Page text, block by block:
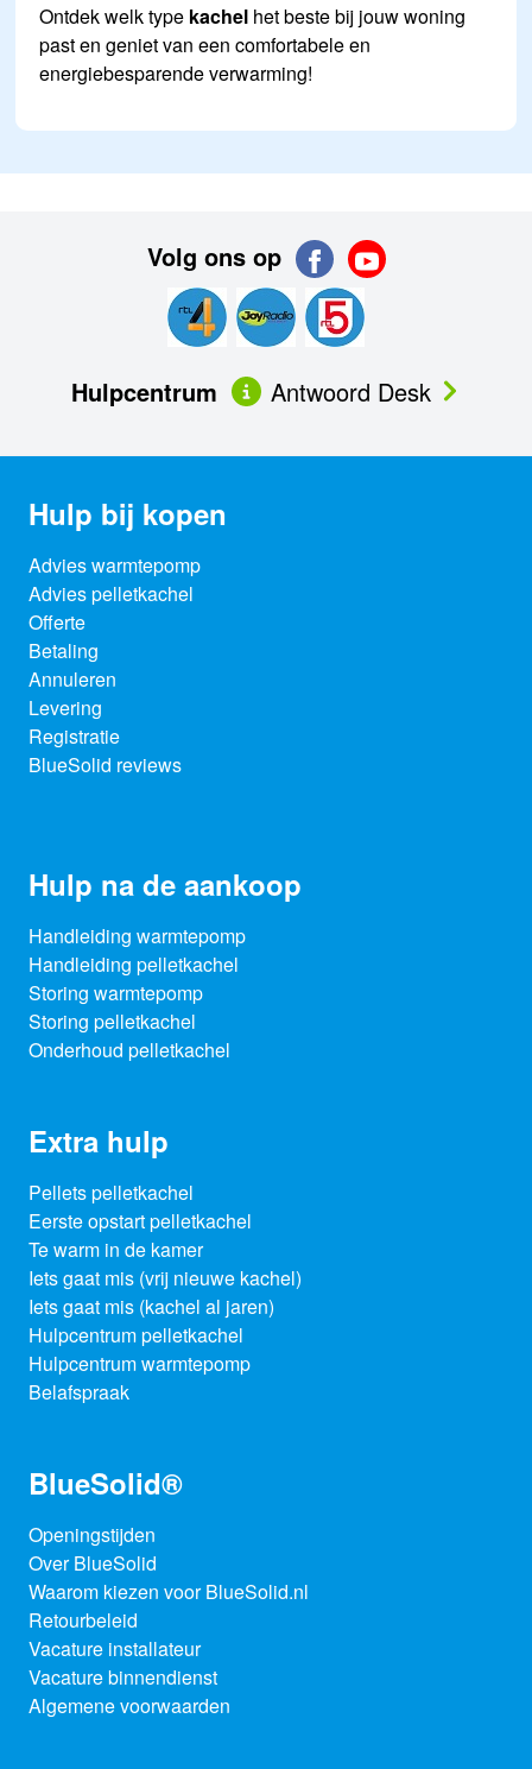
Ontdek welk type kachel het beste bij jouw woning
past en geniet van een comfortabele en
energiebesparende verwarming!
Volg ons op
Hulpcentrum Antwoord Desk
Hulp bij kopen
Advies warmtepomp
Advies pelletkachel
Offerte
Betaling
Annuleren
Levering
Registratie
BlueSolid reviews
Hulp na de aankoop
Handleiding warmtepomp
Handleiding pelletkachel
Storing warmtepomp
Storing pelletkachel
Onderhoud pelletkachel
Extra hulp
Pellets pelletkachel
Eerste opstart pelletkachel
Te warm in de kamer
Iets gaat mis (vrij nieuwe kachel)
Iets gaat mis (kachel al jaren)
Hulpcentrum pelletkachel
Hulpcentrum warmtepomp
Belafspraak
BlueSolid®
Openingstijden
Over BlueSolid
Waarom kiezen voor BlueSolid.nl
Retourbeleid
Vacature installateur
Vacature binnendienst
Algemene voorwaarden